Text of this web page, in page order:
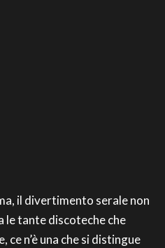
il divertimento serale non
le tante discoteche che
n’è una che si distingue